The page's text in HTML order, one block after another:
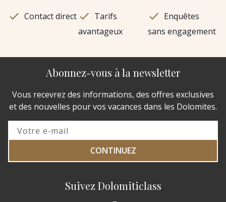
Contact direct
Tarifs
avantageux
Enquêtes
sans engagement
Suivez Dolomiticlass
Abonnez-vous à la newsletter
Vous recevrez des informations, des offres exclusives
et des nouvelles pour vos vacances dans les Dolomites.
CONTINUEZ